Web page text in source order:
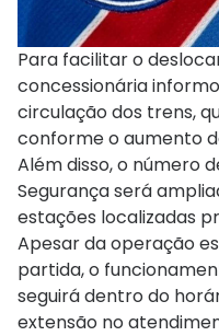
Para facilitar o
concessionária
circulação dos trens,
conforme o aumento
Além disso, o número
Segurança será
estações localizadas
Apesar da operação
partida, o
seguirá dentro do
extensão no